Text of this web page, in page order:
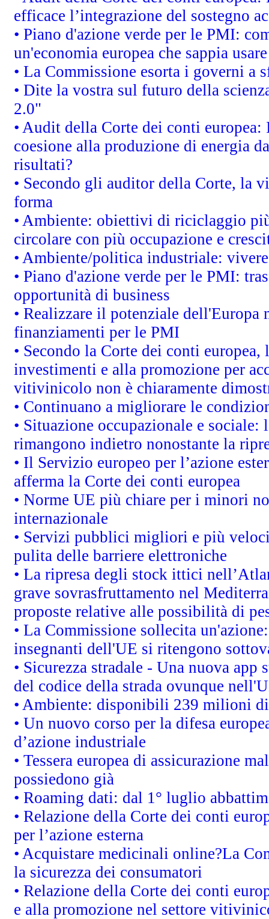
efficace l’integrazione del sostegno
• Piano d'azione verde per le PMI:
un'economia europea che sappia
• La Commissione esorta i governi
• Dite la vostra sul futuro della
2.0"
• Audit della Corte dei conti
coesione alla produzione di energia
risultati?
• Secondo gli auditor della Corte, la
forma
• Ambiente: obiettivi di riciclaggio
circolare con più occupazione e
• Ambiente/politica industriale:
• Piano d'azione verde per le PMI:
opportunità di business
• Realizzare il potenziale
finanziamenti per le PMI
• Secondo la Corte dei conti
investimenti e alla promozione per
vitivinicolo non è chiaramente
• Continuano a migliorare le
• Situazione occupazionale e
rimangono indietro nonostante la
• Il Servizio europeo per l’azione
afferma la Corte dei conti europea
• Norme UE più chiare per i minori
internazionale
• Servizi pubblici migliori e più
pulita delle barriere elettroniche
• La ripresa degli stock ittici
grave sovrasfruttamento nel
proposte relative alle possibilità di
• La Commissione sollecita
insegnanti dell'UE si ritengono
• Sicurezza stradale - Una nuova
del codice della strada ovunque
• Ambiente: disponibili 239 milioni
• Un nuovo corso per la difesa
d’azione industriale
• Tessera europea di assicurazione
possiedono già
• Roaming dati: dal 1° luglio
• Relazione della Corte dei conti
per l’azione esterna
• Acquistare medicinali online?La
la sicurezza dei consumatori
• Relazione della Corte dei conti
e alla promozione nel settore